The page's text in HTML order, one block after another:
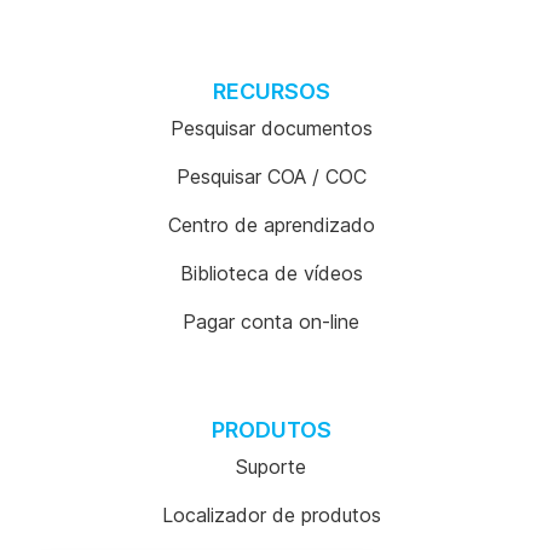
RECURSOS
Pesquisar documentos
Pesquisar COA / COC
Centro de aprendizado
Biblioteca de vídeos
Pagar conta on-line
PRODUTOS
Suporte
Localizador de produtos